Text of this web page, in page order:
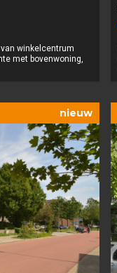
winkelcentrum
met bovenwoning,
nieuw